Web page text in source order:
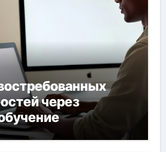
через